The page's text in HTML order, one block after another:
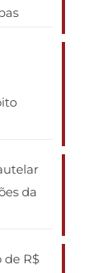
da
de R$